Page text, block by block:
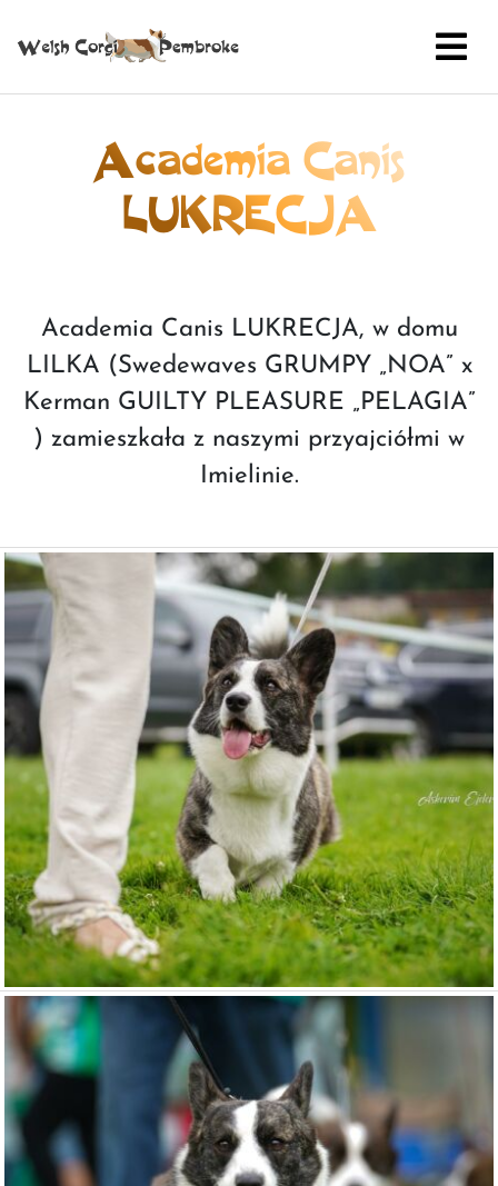
Academia Canis
LUKRECJA
Academia Canis LUKRECJA, w domu
LILKA (Swedewaves GRUMPY „NOA” x
Kerman GUILTY PLEASURE „PELAGIA”
) zamieszkała z naszymi przyajciółmi w
Imielinie.